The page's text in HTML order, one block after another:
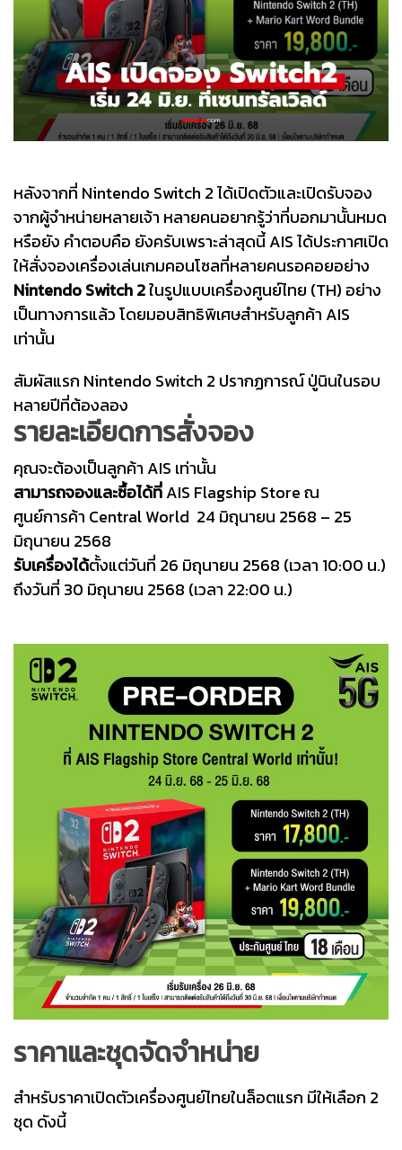
หลังจากที่ Nintendo Switch 2 ได้เปิดตัวและเปิดรับจอง
จากผู้จำหน่ายหลายเจ้า หลายคนอยากรู้ว่าที่บอกมานั้นหมด
หรือยัง คำตอบคือ ยังครับเพราะล่าสุดนี้ AIS ได้ประกาศเปิด
ให้สั่งจองเครื่องเล่นเกมคอนโซลที่หลายคนรอคอยอย่าง
Nintendo Switch 2ในรูปแบบเครื่องศูนย์ไทย (TH) อย่าง
เป็นทางการแล้ว โดยมอบสิทธิพิเศษสำหรับลูกค้า AIS
เท่านั้น
สัมผัสแรก Nintendo Switch 2 ปรากฏการณ์ ปู่นินในรอบ
หลายปีที่ต้องลอง
รายละเอียดการสั่งจอง
คุณจะต้องเป็นลูกค้า AIS เท่านั้น
สามารถจองและซื้อได้ที่AIS Flagship Store ณ
ศูนย์การค้า Central World 24 มิถุนายน 2568 – 25
มิถุนายน 2568
รับเครื่องได้ตั้งแต่วันที่ 26 มิถุนายน 2568 (เวลา 10:00 น.)
ถึงวันที่ 30 มิถุนายน 2568 (เวลา 22:00 น.)
ราคาและชุดจัดจำหน่าย
สำหรับราคาเปิดตัวเครื่องศูนย์ไทยในล็อตแรก มีให้เลือก 2
ชุด ดังนี้